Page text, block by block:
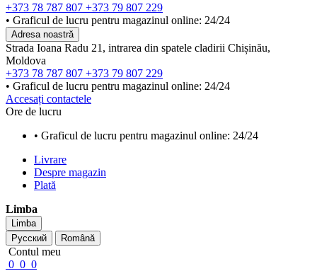
+373 78 787 807 +373 79 807 229
• Graficul de lucru pentru magazinul online: 24/24
Adresa noastră
Strada Ioana Radu 21, intrarea din spatele cladirii Chișinău,
Moldova
+373 78 787 807 +373 79 807 229
• Graficul de lucru pentru magazinul online: 24/24
Accesați contactele
Ore de lucru
• Graficul de lucru pentru magazinul online: 24/24
Livrare
Despre magazin
Plată
Limba
Limba
Русский
Română
Contul meu
0 0 0